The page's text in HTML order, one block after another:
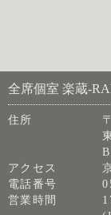
全席個室 楽蔵
住所
アクセス
電話番号
営業時間